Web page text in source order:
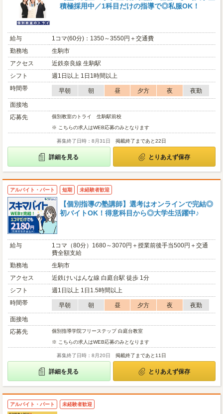
積極採用中／1科目だけの指導で◎私服OK！
給与
1コマ(60分)：1350～3550円＋交通費
勤務地
生駒市
アクセス
近鉄奈良線 生駒駅
シフト
週1日以上 1日1時間以上
時間帯
早朝 朝 昼 夕方 夜
夜勤
面接地
応募先
個別教室のトライ 生駒駅前校
※ こちらの求人はWEB応募のみとなります
募集終了日時：8月31日 掲載終了まであと22日
詳細を見る とりあえず保存
アルバイト・パート 短期 未経験者歓迎
【個別指導の塾講師】選考はオンラインで完結◎
初バイトOK！得意科目から◎大学生活躍中♪
給与
1コマ（80分）1680～3070円＋授業前後手当500円＋交通
費全額支給
勤務地
生駒市
アクセス
近鉄けいはんな線 白庭台駅 徒歩 1分
シフト
週1日以上 1日1.5時間以上
時間帯
早朝 朝 昼 夕方 夜
夜勤
面接地
応募先
個別指導学院フリーステップ 白庭台教室
※ こちらの求人はWEB応募のみとなります
募集終了日時：8月20日 掲載終了まであと11日
詳細を見る とりあえず保存
アルバイト・パート 未経験者歓迎